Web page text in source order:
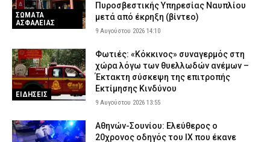
ΣΩΜΑΤΑ
ΑΣΦΑΛΕΙΑΣ
Πυροσβεστικής Υπηρεσίας Ναυπλίου
μετά από έκρηξη (βίντεο)
9 Αυγούστου 2026 14:10
ΕΙΔΗΣΕΙΣ
Φωτιές: «Κόκκινος» συναγερμός στη
χώρα λόγω των θυελλωδών ανέμων –
Έκτακτη σύσκεψη της επιτροπής
Εκτίμησης Κινδύνου
9 Αυγούστου 2026 13:55
Αθηνών-Σουνίου: Ελεύθερος ο
20χρονος οδηγός του ΙΧ που έκανε